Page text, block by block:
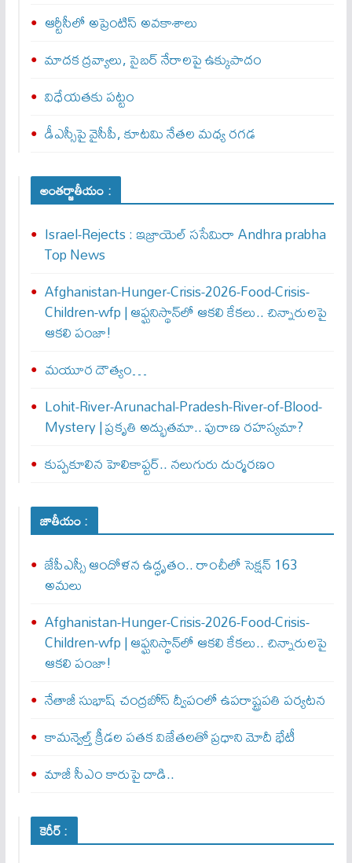
ఆర్టీసీలో అప్రెంటిస్‌ అవకాశాలు
మాదక ద్రవ్యాలు, సైబర్‌ నేరాలపై ఉక్కుపాదం
విధేయతకు పట్టం
డీఎస్సీపై వైసీపీ, కూటమి నేతల మధ్య రగడ
అంతర్జాతీయం :
Israel-Rejects : ఇజ్రాయెల్ స‌సేమిరా Andhra prabha
Top News
Afghanistan-Hunger-Crisis-2026-Food-Crisis-
Children-wfp | ఆఫ్ఘనిస్థాన్‌లో ఆకలి కేకలు.. చిన్నారులపై
ఆకలి పంజా!
మయూర దౌత్యం…
Lohit-River-Arunachal-Pradesh-River-of-Blood-
Mystery | ప్రకృతి అద్భుతమా.. పురాణ రహస్యమా?
కుప్పకూలిన హెలికాప్టర్‌.. నలుగురు దుర్మరణం
జాతీయం :
జేపీఎస్సీ ఆందోళన ఉద్ధృతం.. రాంచీలో సెక్షన్‌ 163
అమలు
Afghanistan-Hunger-Crisis-2026-Food-Crisis-
Children-wfp | ఆఫ్ఘనిస్థాన్‌లో ఆకలి కేకలు.. చిన్నారులపై
ఆకలి పంజా!
నేతాజీ సుభాష్ చంద్రబోస్ ద్వీపంలో ఉపరాష్ట్రపతి పర్యటన
కామన్వెల్త్‌ క్రీడల పతక విజేతలతో ప్రధాని మోదీ భేటీ
మాజీ సీఎం కారుపై దాడి..
కెరీర్ :